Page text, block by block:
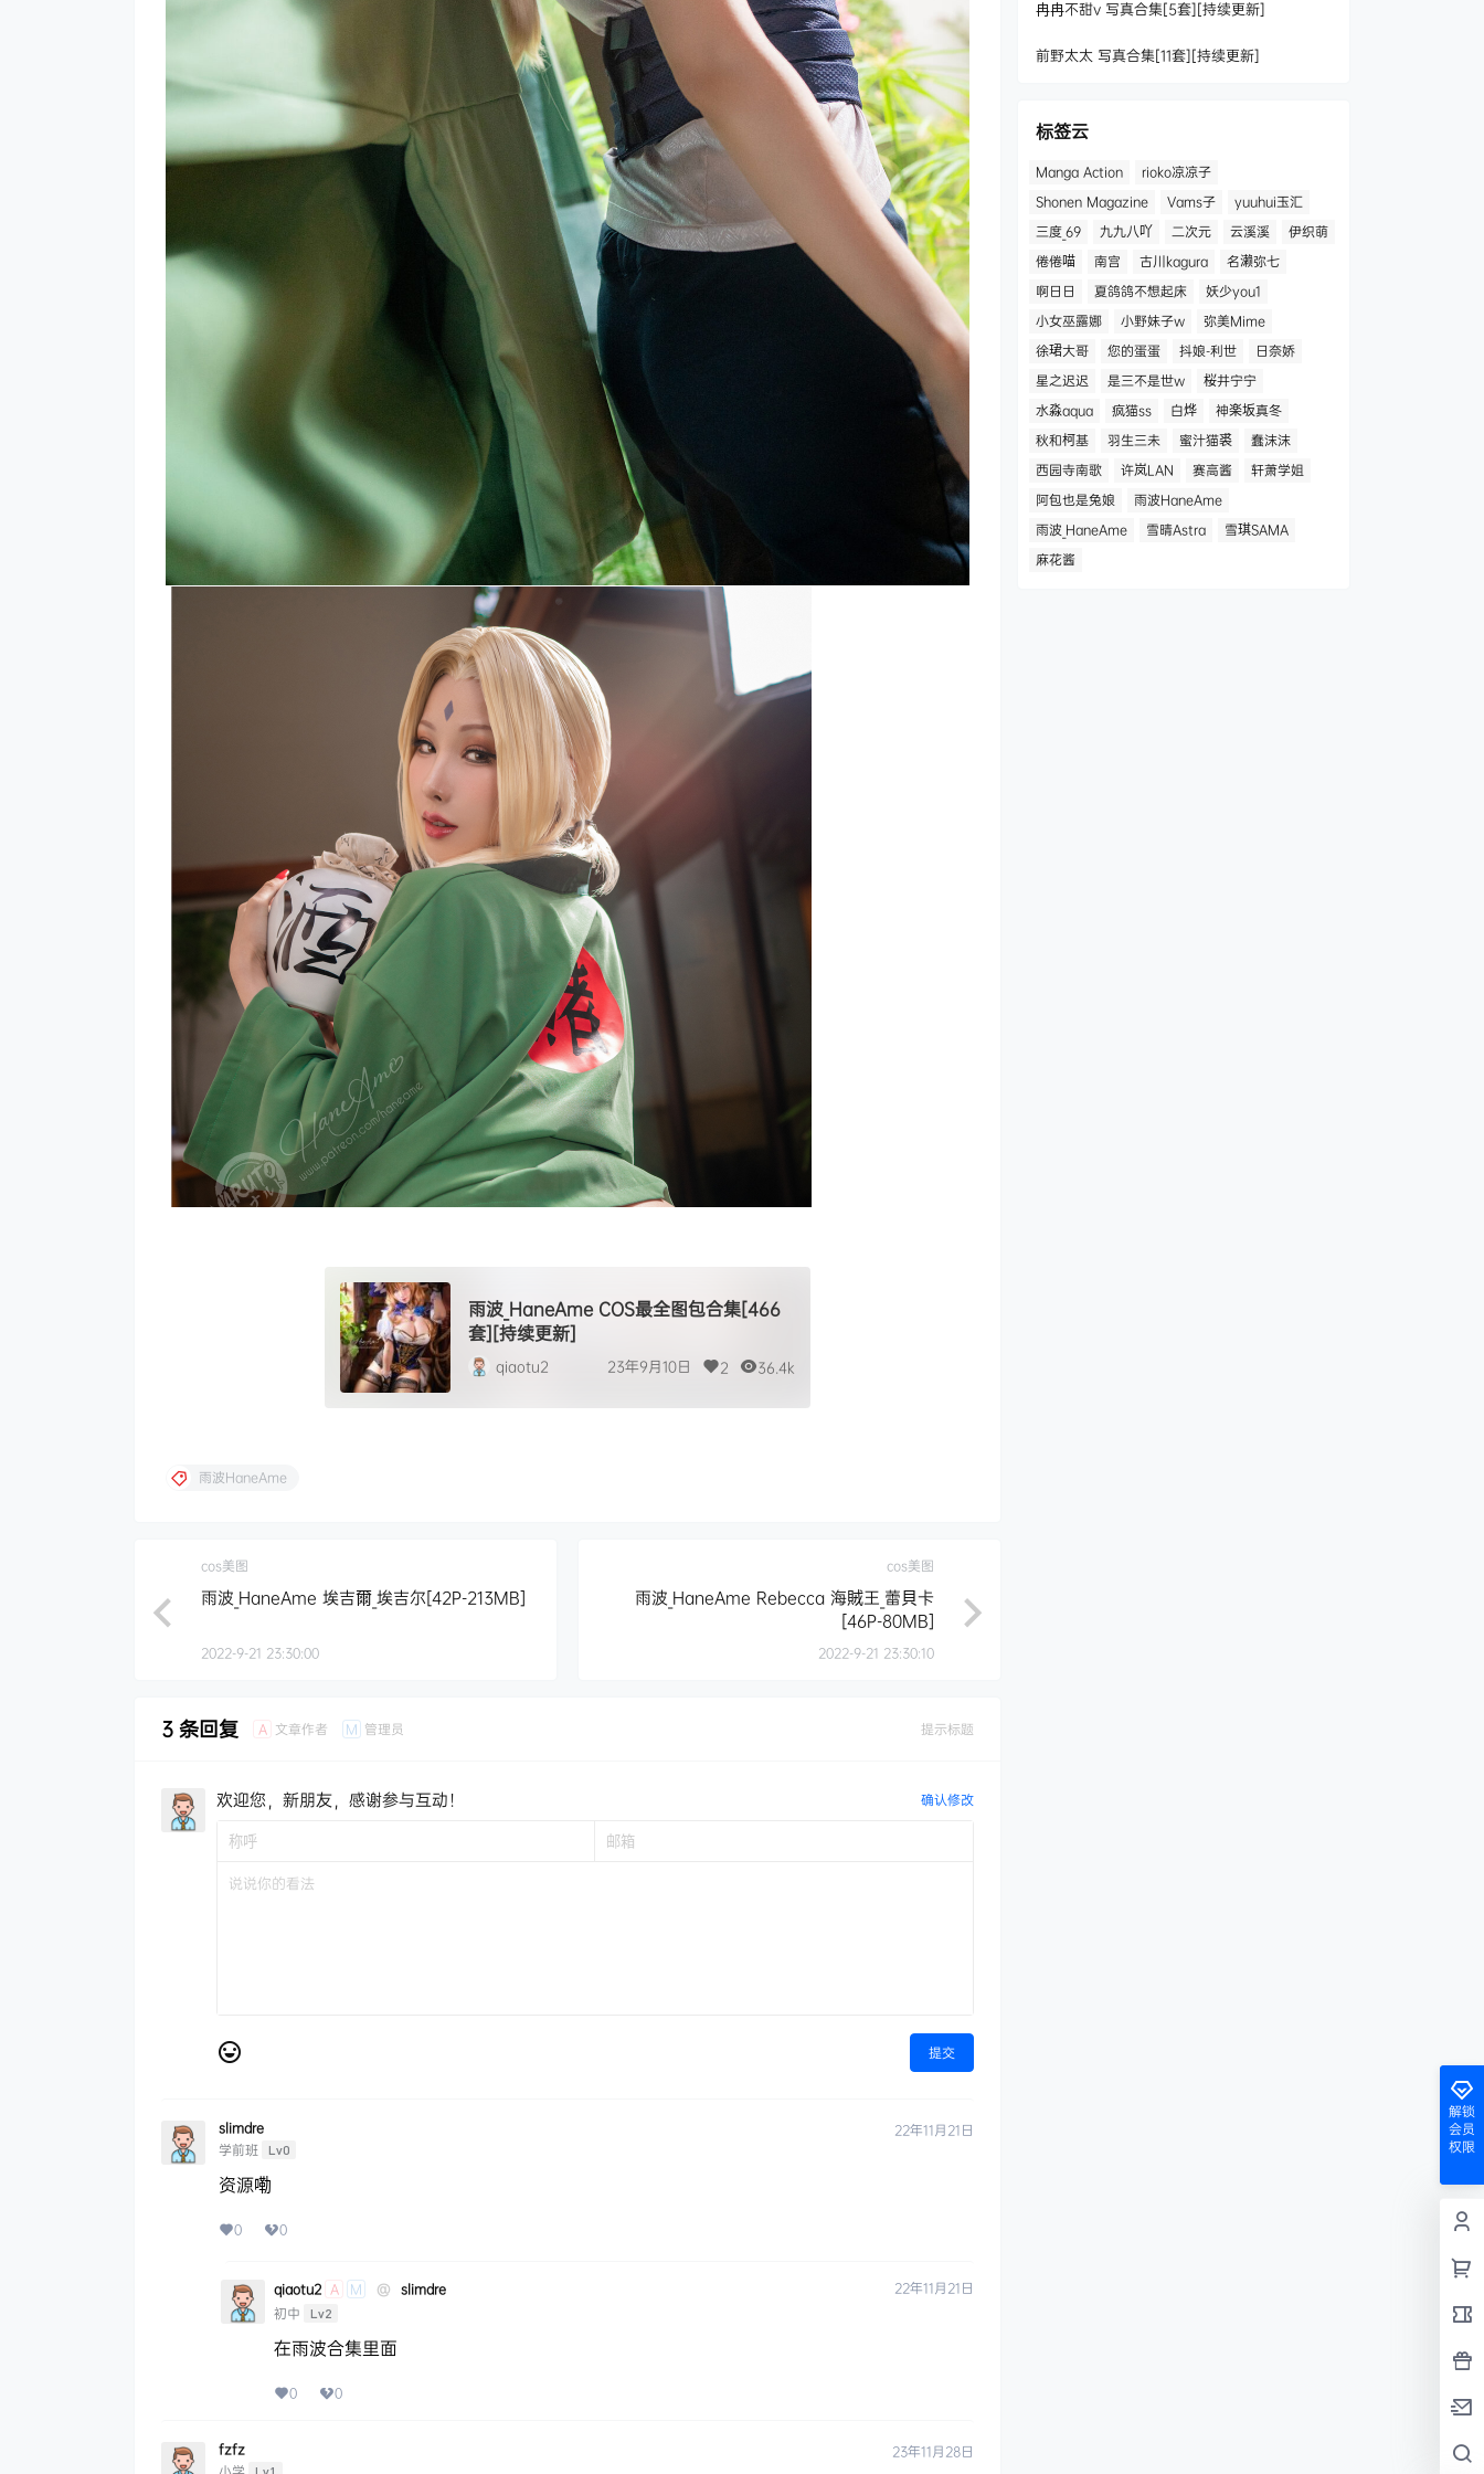
雨波_HaneAme COS最全图包合集[466
套][持续更新]
qiaotu2 23年9月10日 2 36.4k
雨波HaneAme
cos美图
雨波_HaneAme 埃吉爾_埃吉尔[42P-213MB]
2022-9-21 23:30:00
cos美图
雨波_HaneAme Rebecca 海賊王_蕾貝卡
[46P-80MB]
2022-9-21 23:30:10
3 条回复 A 文章作者 M 管理员 提示标题
欢迎您，新朋友，感谢参与互动！ 确认修改
提交
slimdre
学前班
Lv0
22年11月21日
资源嘞
0 0
qiaotu2 A M @ slimdre
初中
Lv2
22年11月21日
在雨波合集里面
0 0
fzfz
23年11月28日
冉冉不甜v 写真合集[5套][持续更新]
前野太太 写真合集[11套][持续更新]
标签云
Manga Action
rioko凉凉子
Shonen Magazine
Vams子
yuuhui玉汇
三度_69
九九八吖 二次元 云溪溪
伊织萌
倦倦喵
南宫 古川kagura
名濑弥七
啊日日
夏鸽鸽不想起床
妖少you1
小女巫露娜
小野妹子w
弥美Mime
徐珺大哥
您的蛋蛋 抖娘-利世
日奈娇
星之迟迟
是三不是世w
桜井宁宁
水淼aqua
疯猫ss 白烨
神楽坂真冬
秋和柯基
羽生三未 蜜汁猫裘
蠢沫沫
西园寺南歌
许岚LAN 赛高酱
轩萧学姐
阿包也是兔娘
雨波HaneAme
雨波_HaneAme
雪晴Astra
雪琪SAMA
麻花酱
解锁
会员
权限